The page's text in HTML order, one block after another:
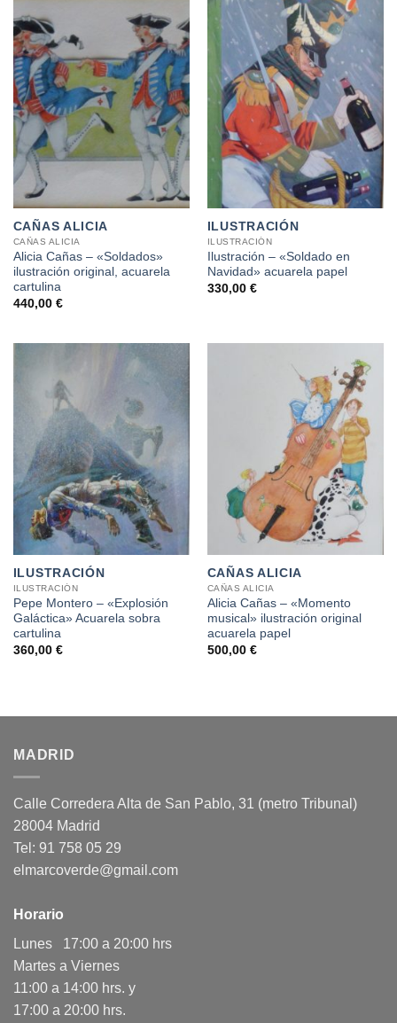
CAÑAS ALICIA
CAÑAS ALICIA
Alicia Cañas – «Soldados»
ilustración original, acuarela
cartulina
440,00 €
ILUSTRACIÓN
ILUSTRACIÓN
Ilustración – «Soldado en
Navidad» acuarela papel
330,00 €
ILUSTRACIÓN
ILUSTRACIÓN
Pepe Montero – «Explosión
Galáctica» Acuarela sobra
cartulina
360,00 €
CAÑAS ALICIA
CAÑAS ALICIA
Alicia Cañas – «Momento
musical» ilustración original
acuarela papel
500,00 €
MADRID
Calle Corredera Alta de San Pablo, 31 (metro Tribunal)
28004 Madrid
Tel: 91 758 05 29
elmarcoverde@gmail.com
Horario
Lunes 17:00 a 20:00 hrs
Martes a Viernes
11:00 a 14:00 hrs. y
17:00 a 20:00 hrs.